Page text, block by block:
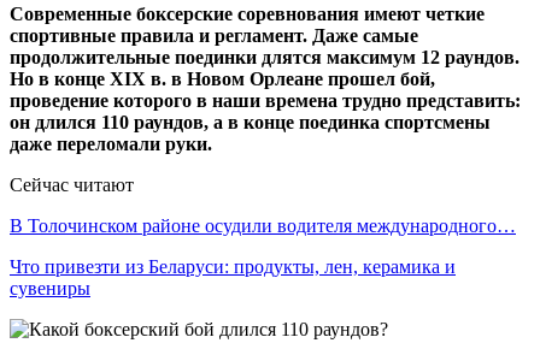
Современные боксерские соревнования имеют четкие
спортивные правила и регламент. Даже самые
продолжительные поединки длятся максимум 12 раундов.
Но в конце XIX в. в Новом Орлеане прошел бой,
проведение которого в наши времена трудно представить:
он длился 110 раундов, а в конце поединка спортсмены
даже переломали руки.
Сейчас читают
В Толочинском районе осудили водителя международного…
Что привезти из Беларуси: продукты, лен, керамика и
сувениры